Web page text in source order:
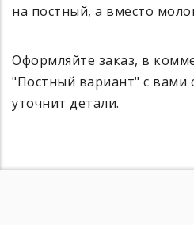
на постный, а вместо
Оформляйте заказ, в
"Постный вариант" с вами
уточнит детали.